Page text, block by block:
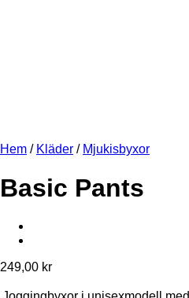
Hem / Kläder / Mjukisbyxor
Basic Pants
249,00 kr